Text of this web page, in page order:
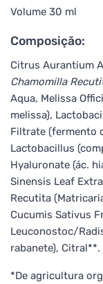
Volume 30 ml
Composição:
Citrus Aurantium
Chamomilla
Aqua, Melissa
melissa),
Filtrate (fermento
Lactobacillus
Hyaluronate (ác.
Sinensis Leaf
Recutita
Cucumis Sativus
Leuconostoc/
rabanete), Citral**.
*De agricultura